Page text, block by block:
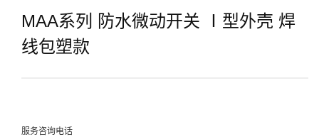
MAA系列 防水微动开关 Ⅰ型外壳 焊
线包塑款
服务咨询电话